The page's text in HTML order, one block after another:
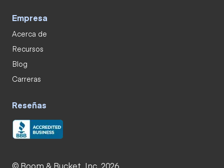
Empresa
Acerca de
Recursos
Blog
Carreras
Reseñas
© Boom & Bucket, Inc. 2026